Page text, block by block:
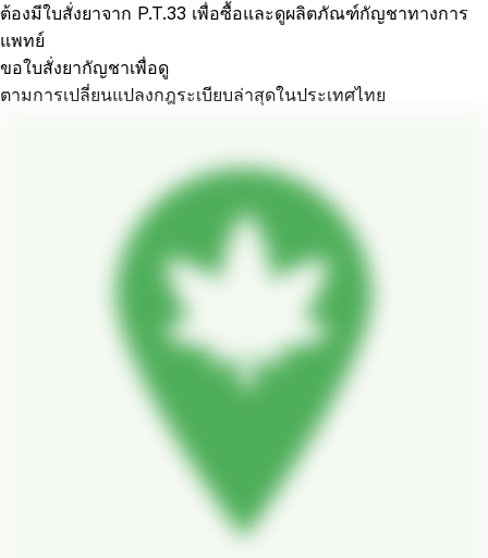
ต้องมีใบสั่งยาจาก P.T.33 เพื่อซื้อและดูผลิตภัณฑ์กัญชาทางการ
แพทย์
ขอใบสั่งยากัญชาเพื่อดู
ตามการเปลี่ยนแปลงกฎระเบียบล่าสุดในประเทศไทย